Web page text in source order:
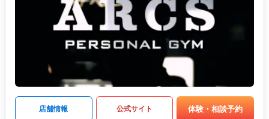
店舗情報 公式サイト 体験・相談予約